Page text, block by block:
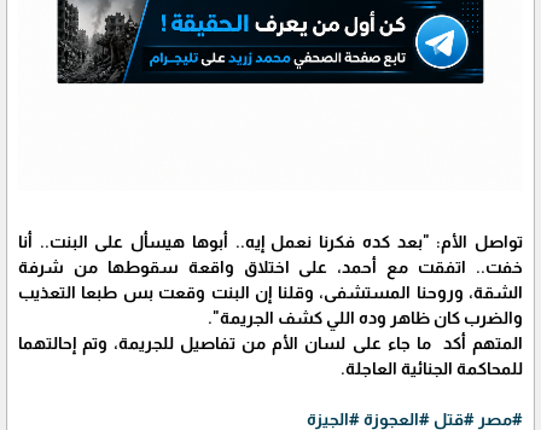
تواصل الأم: "بعد كده فكرنا نعمل إيه.. أبوها هيسأل على البنت.. أنا
خفت.. اتفقت مع أحمد، على اختلاق واقعة سقوطها من شرفة
الشقة، وروحنا المستشفى، وقلنا إن البنت وقعت بس طبعا التعذيب
والضرب كان ظاهر وده اللي كشف الجريمة".
المتهم أكد ما جاء على لسان الأم من تفاصيل للجريمة، وتم إحالتهما
للمحاكمة الجنائية العاجلة.
#مصر #قتل #العجوزة#الجيزة